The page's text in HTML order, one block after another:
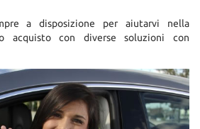
a disposizione per aiutarvi nella
acquisto con diverse soluzioni con